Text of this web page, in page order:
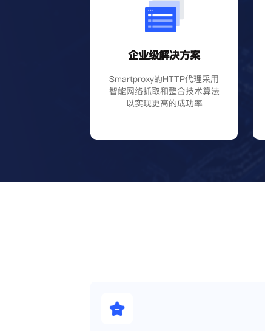
企业级解决方案
Smartproxy的HTTP代理采用
智能网络抓取和整合技术算法
以实现更高的成功率